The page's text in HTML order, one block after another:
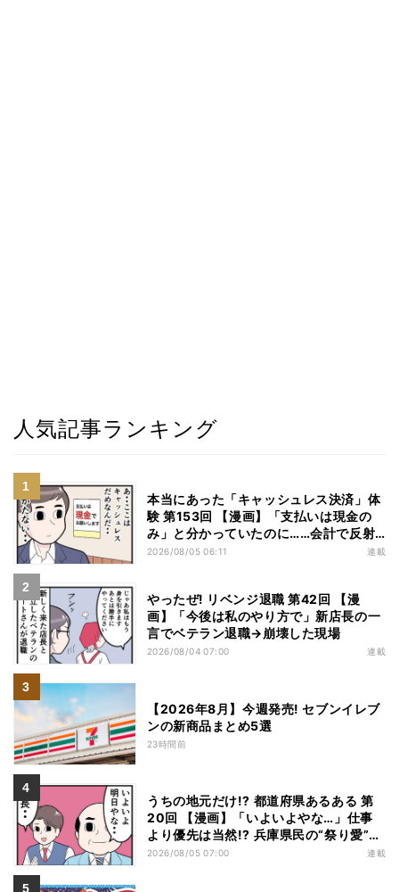
人気記事ランキング
本当にあった「キャッシュレス決済」体
験 第153回 【漫画】「支払いは現金の
み」と分かっていたのに……会計で反射
的に出してしまったものは
2026/08/05 06:11 連載
やったぜ! リベンジ退職 第42回 【漫
画】「今後は私のやり方で」新店長の一
言でベテラン退職→崩壊した現場
2026/08/04 07:00 連載
【2026年8月】今週発売! セブンイレブ
ンの新商品まとめ5選
23時間前
うちの地元だけ!? 都道府県あるある 第
20回 【漫画】「いよいよやな…」仕事
より優先は当然!? 兵庫県民の“祭り愛”が
熱すぎた
2026/08/05 07:00 連載